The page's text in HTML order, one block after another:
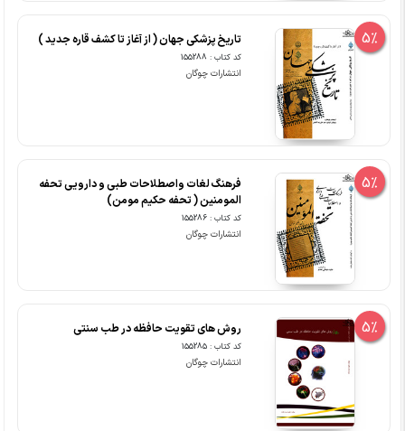
5% تاریخ پزشکی جهان ( از آغاز تا کشف قاره جدید )
کد کتاب : 155288
انتشارات چوگان
5%
فرهنگ لغات واصطلاحات طبی و دارویی تحفه
المومنین ( تحفه حکیم مومن)
کد کتاب : 155286
انتشارات چوگان
5% روش های تقویت حافظه در طب سنتی
کد کتاب : 155285
انتشارات چوگان